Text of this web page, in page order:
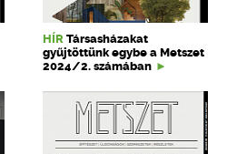
HÍR Társasházakat
gyűjtöttünk egybe a Metszet
2024/2. számában